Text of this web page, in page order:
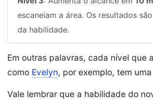
escaneiam a área. Os resultados
da habilidade.
Em outras palavras, cada nível que
como Evelyn, por exemplo, tem
Vale lembrar que a habilidade do